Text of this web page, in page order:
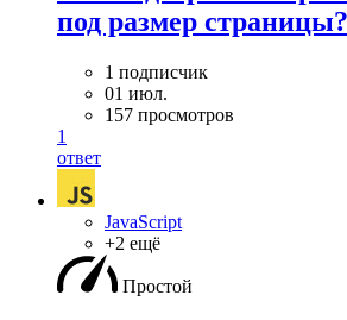
под размер страницы?
1 подписчик
01 июл.
157 просмотров
1
ответ
JavaScript
+2 ещё
Простой